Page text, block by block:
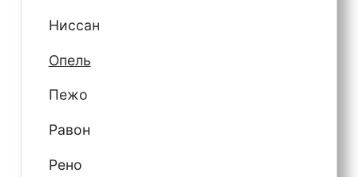
Ниссан
Опель
Пежо
Равон
Рено